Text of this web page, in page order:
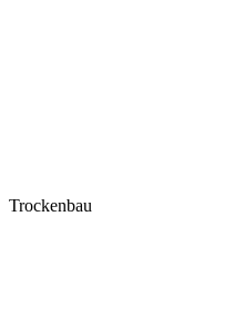
Trockenbau